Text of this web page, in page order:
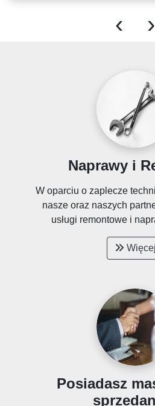
‹ ›
Naprawy i
W oparciu o zaplecze
nasze oraz naszych
usługi remontowe i
Więcej
Posiadasz